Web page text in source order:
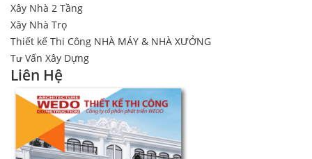
Xây Nhà 2 Tầng
Xây Nhà Trọ
Thiết kế Thi Công NHÀ MÁY & NHÀ XƯỞNG
Tư Vấn Xây Dựng
Liên Hệ